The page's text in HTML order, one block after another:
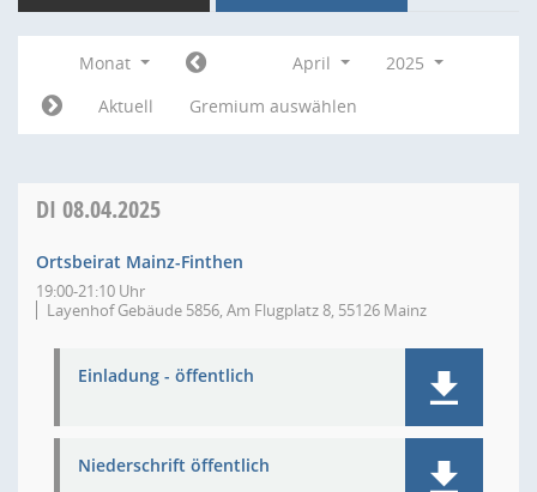
Monat April
2025
Aktuell
Gremium auswählen
DI 08.04.2025
Ortsbeirat Mainz-Finthen
19:00-21:10 Uhr
Layenhof Gebäude 5856, Am Flugplatz 8, 55126 Mainz
Einladung - öffentlich
Niederschrift öffentlich